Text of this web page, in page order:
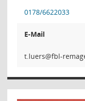
0178/6622033
E-Mail
sre